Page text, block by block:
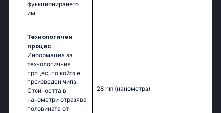
функционирането
им.
Технологичен
процес
Информация за
технологичния
процес, по който е
произведен чипа.
Стойността в
нанометри отразява
половината от
28 nm (нанометра)